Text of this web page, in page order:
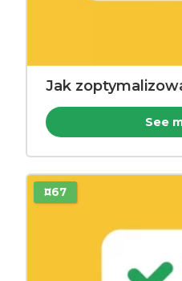
Jak
See
¤67